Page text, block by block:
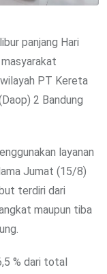
panjang Hari
PT Kereta
2 Bandung
layanan
Jumat (15/8)
terdiri dari
maupun tiba
% dari total